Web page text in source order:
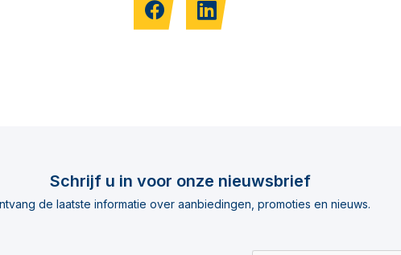
Schrijf u in voor onze nieuwsbrief
de laatste informatie over aanbiedingen, promoties en nieuws.